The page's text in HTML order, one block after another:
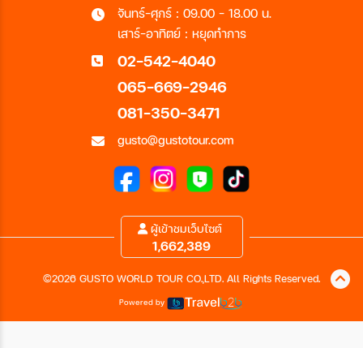
จันทร์-ศุกร์ : 09.00 - 18.00 น.
เสาร์-อาทิตย์ : หยุดทำการ
02-542-4040
065-669-2946
081-350-3471
gusto@gustotour.com
ผู้เข้าชมเว็บไซต์
1,662,389
©2026 GUSTO WORLD TOUR CO.,LTD. All Rights Reserved.
Powered by